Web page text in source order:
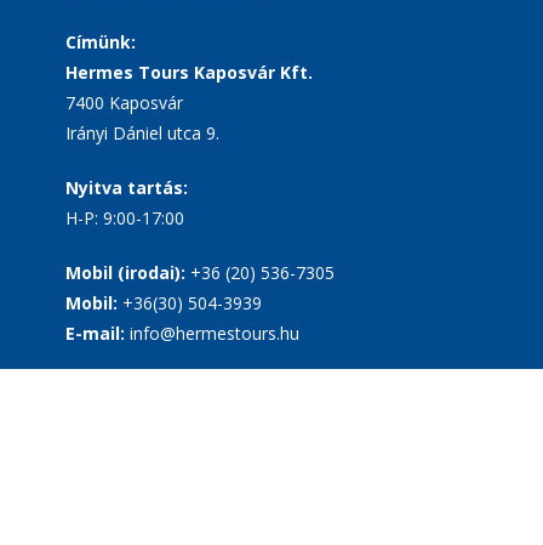
Címünk:
Hermes Tours Kaposvár Kft.
7400 Kaposvár
Irányi Dániel utca 9.
Nyitva tartás:
H-P: 9:00-17:00
Mobil (irodai): +36 (20) 536-7305
Mobil: +36(30) 504-3939
E-mail: info@hermestours.hu